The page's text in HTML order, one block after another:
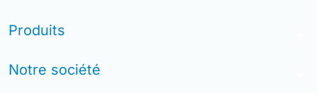
Produits
Notre société